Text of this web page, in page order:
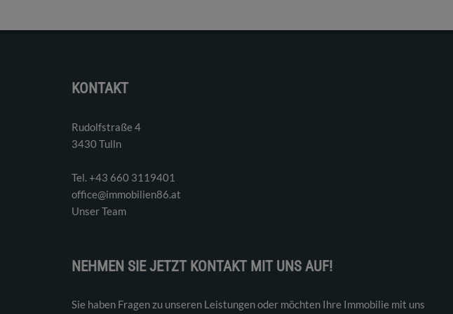
KONTAKT
Rudolfstraße 4
3430 Tulln
Tel. ‭+43 660 3119401‬
office@immobilien86.at
Unser Team
NEHMEN SIE JETZT KONTAKT MIT UNS AUF!
Sie haben Fragen zu unseren Leistungen oder möchten Ihre Immobilie mit uns